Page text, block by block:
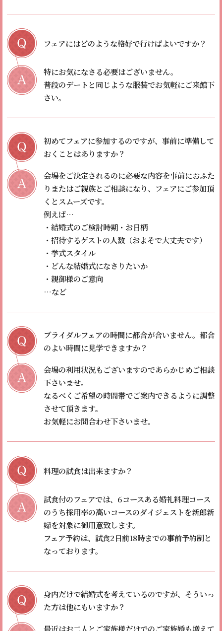
フェアにはどのような格好で行けばよいですか？
特にお気になさる必要はございません。
普段のデートと同じような服装でお気軽にご来館下
さい。
初めてフェアに参加するのですが、事前に準備して
おくことはありますか？
会場をご決定されるのに必要な内容を事前におふた
りまたはご親族とご相談になり、フェアにご参加頂
くとスムーズです。
例えば…
・結婚式のご検討時期・お日柄
・招待するゲストの人数（およそで大丈夫です）
・挙式スタイル
・どんな結婚式になさりたいか
・親御様のご意向
…など
ブライダルフェアの時間に都合が合いません。 都合
のよい時間に見学できますか？
会場の利用状況もございますのであらかじめご相談
下さいませ。
なるべくご希望の時間帯でご案内できるように調整
させて頂きます。
お気軽にお問合わせ下さいませ。
料理の試食は出来ますか？
試食付のフェアでは、6コースある婚礼料理コース
のうち採用率の高いコースのダイジェストを新郎新
婦を対象に御用意致します。
フェア予約は、試食2日前18時までの事前予約制と
なっております。
身内だけで結婚式を考えているのですが、そういっ
た方は他にもいますか？
最近はお二人とご家族様だけでのご家族婚も増えて